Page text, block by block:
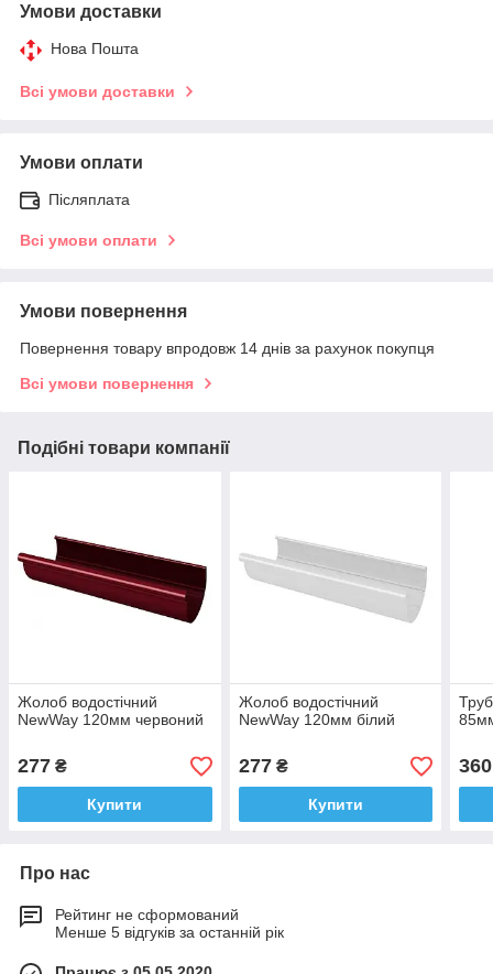
Умови доставки
Нова Пошта
Всі умови доставки
Умови оплати
Післяплата
Всі умови оплати
Умови повернення
Повернення товару впродовж 14 днів за рахунок покупця
Всі умови повернення
Подібні товари компанії
Жолоб водостічний
NewWay 120мм червоний
277 ₴
Купити
Жолоб водостічний
NewWay 120мм білий
277₴
Купити
360
Про нас
Рейтинг не сформований
Менше 5 відгуків за останній рік